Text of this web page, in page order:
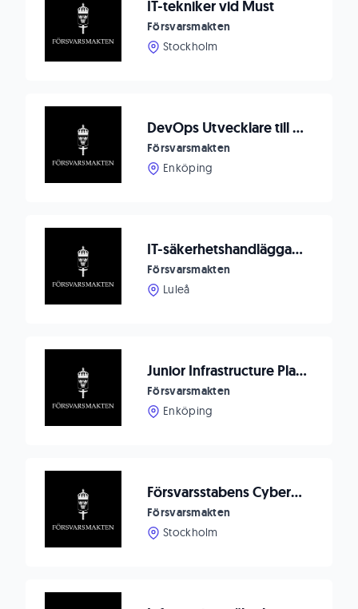
IT-tekniker vid Must
Försvarsmakten
Stockholm
DevOps Utvecklare till Loggningssektionen
Försvarsmakten
Enköping
IT-säkerhetshandläggare F 21
Försvarsmakten
Luleå
Junior Infrastructure Plattform Engineer
Försvarsmakten
Enköping
Försvarsstabens Cyberenhet söker Handläggare för arbete med Nato integration inklusive Nato standardisering
Försvarsmakten
Stockholm